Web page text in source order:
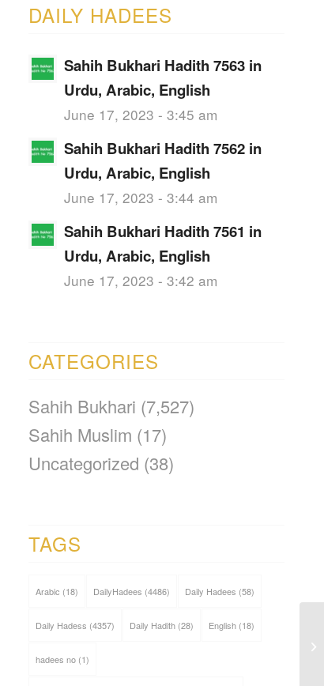
DAILY HADEES
Sahih Bukhari Hadith 7563 in
Urdu, Arabic, English
June 17, 2023 - 3:45 am
Sahih Bukhari Hadith 7562 in
Urdu, Arabic, English
June 17, 2023 - 3:44 am
Sahih Bukhari Hadith 7561 in
Urdu, Arabic, English
June 17, 2023 - 3:42 am
CATEGORIES
Sahih Bukhari (7,527)
Sahih Muslim (17)
Uncategorized (38)
TAGS
Arabic (18) DailyHadees (4486) Daily Hadees (58)
Daily Hadess (4357) Daily Hadith(28) English(18)
hadees no(1)